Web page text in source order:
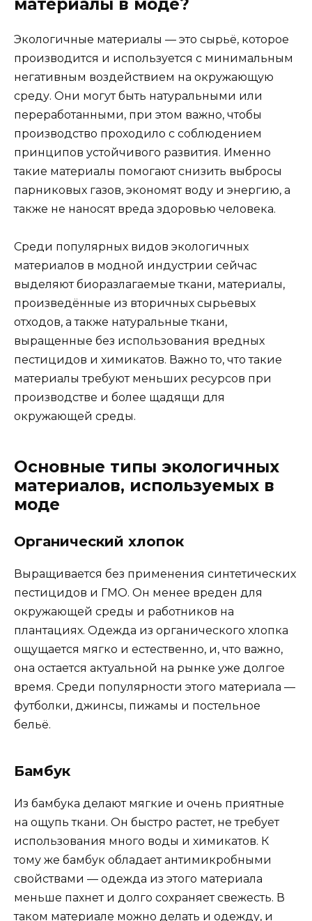
материалы в моде?
Экологичные материалы — это сырьё, которое
производится и используется с минимальным
негативным воздействием на окружающую
среду. Они могут быть натуральными или
переработанными, при этом важно, чтобы
производство проходило с соблюдением
принципов устойчивого развития. Именно
такие материалы помогают снизить выбросы
парниковых газов, экономят воду и энергию, а
также не наносят вреда здоровью человека.
Среди популярных видов экологичных
материалов в модной индустрии сейчас
выделяют биоразлагаемые ткани, материалы,
произведённые из вторичных сырьевых
отходов, а также натуральные ткани,
выращенные без использования вредных
пестицидов и химикатов. Важно то, что такие
материалы требуют меньших ресурсов при
производстве и более щадящи для
окружающей среды.
Основные типы экологичных
материалов, используемых в
моде
Органический хлопок
Выращивается без применения синтетических
пестицидов и ГМО. Он менее вреден для
окружающей среды и работников на
плантациях. Одежда из органического хлопка
ощущается мягко и естественно, и, что важно,
она остается актуальной на рынке уже долгое
время. Среди популярности этого материала —
футболки, джинсы, пижамы и постельное
бельё.
Бамбук
Из бамбука делают мягкие и очень приятные
на ощупь ткани. Он быстро растет, не требует
использования много воды и химикатов. К
тому же бамбук обладает антимикробными
свойствами — одежда из этого материала
меньше пахнет и долго сохраняет свежесть. В
таком материале можно делать и одежду, и